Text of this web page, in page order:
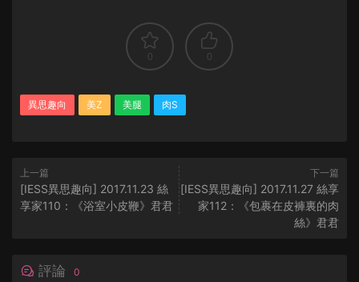
0 0
異思趣向 美Z 美腿 肉S
上一篇
[IESS異思趣向] 2017.11.23 絲
享家110：《浴室小皮鞭》君君
下一篇
[IESS異思趣向] 2017.11.27 絲享
家112：《包裹在皮褲裏的肉
絲》君君
評論 0